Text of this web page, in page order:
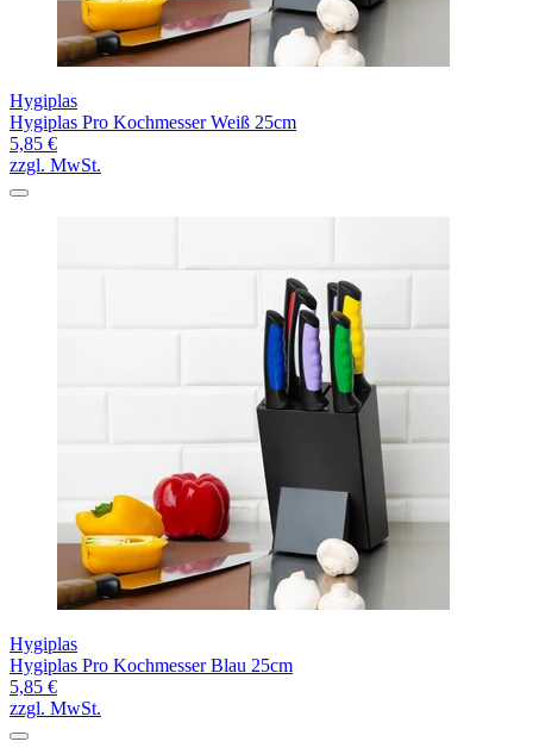
Hygiplas
Hygiplas Pro Kochmesser Weiß 25cm
5,85 €
zzgl. MwSt.
Hygiplas
Hygiplas Pro Kochmesser Blau 25cm
5,85 €
zzgl. MwSt.